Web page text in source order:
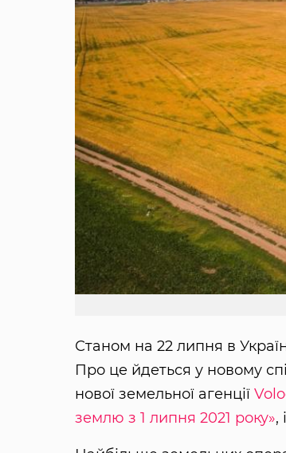
Станом на 22 липня в
Про це йдеться у новому
нової земельної агенції
землю з 1 липня 2021 року»,